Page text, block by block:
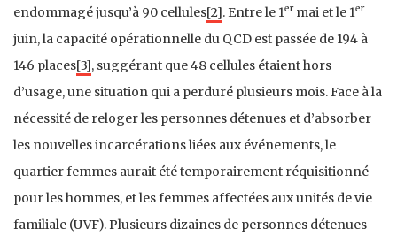
endommagé jusqu’à 90 cellules[2]. Entre le 1ermai et le 1er
juin, la capacité opérationnelle du QCD est passée de 194 à
146 places[3], suggérant que 48 cellules étaient hors
d’usage, une situation qui a perduré plusieurs mois. Face à la
nécessité de reloger les personnes détenues et d’absorber
les nouvelles incarcérations liées aux événements, le
quartier femmes aurait été temporairement réquisitionné
pour les hommes, et les femmes affectées aux unités de vie
familiale (UVF). Plusieurs dizaines de personnes détenues